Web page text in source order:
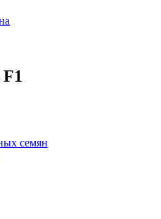
семян